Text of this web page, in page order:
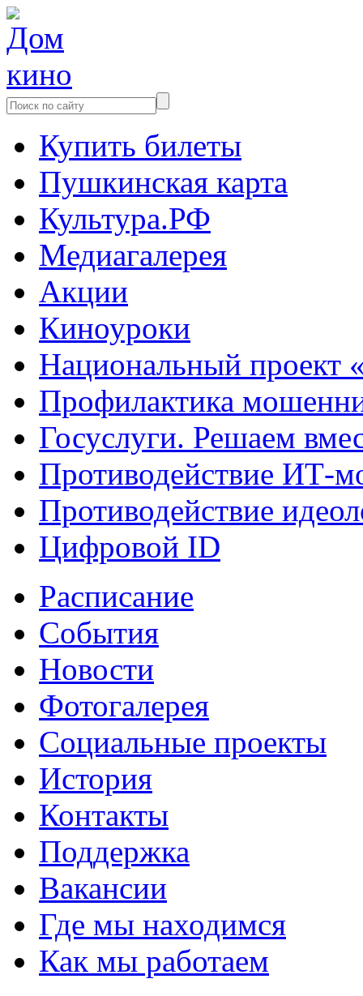
Купить билеты
Пушкинская карта
Культура.РФ
Медиагалерея
Акции
Киноуроки
Национальный проект
Профилактика
Госуслуги. Решаем
Противодействие ИТ-
Противодействие
Цифровой ID
Расписание
События
Новости
Фотогалерея
Социальные проекты
История
Контакты
Поддержка
Вакансии
Где мы находимся
Как мы работаем